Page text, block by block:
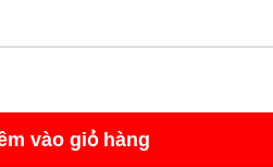
vào giỏ hàng